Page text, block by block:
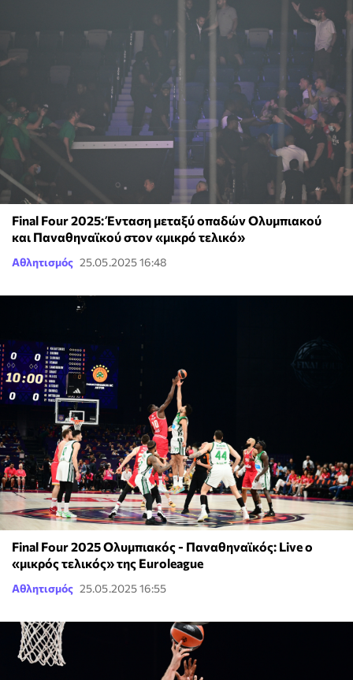
Final Four 2025: Ένταση μεταξύ οπαδών Ολυμπιακού
και Παναθηναϊκού στον «μικρό τελικό»
Αθλητισμός 25.05.2025 16:48
Final Four 2025 Ολυμπιακός - Παναθηναϊκός: Live ο
«μικρός τελικός» της Euroleague
Αθλητισμός 25.05.2025 16:55